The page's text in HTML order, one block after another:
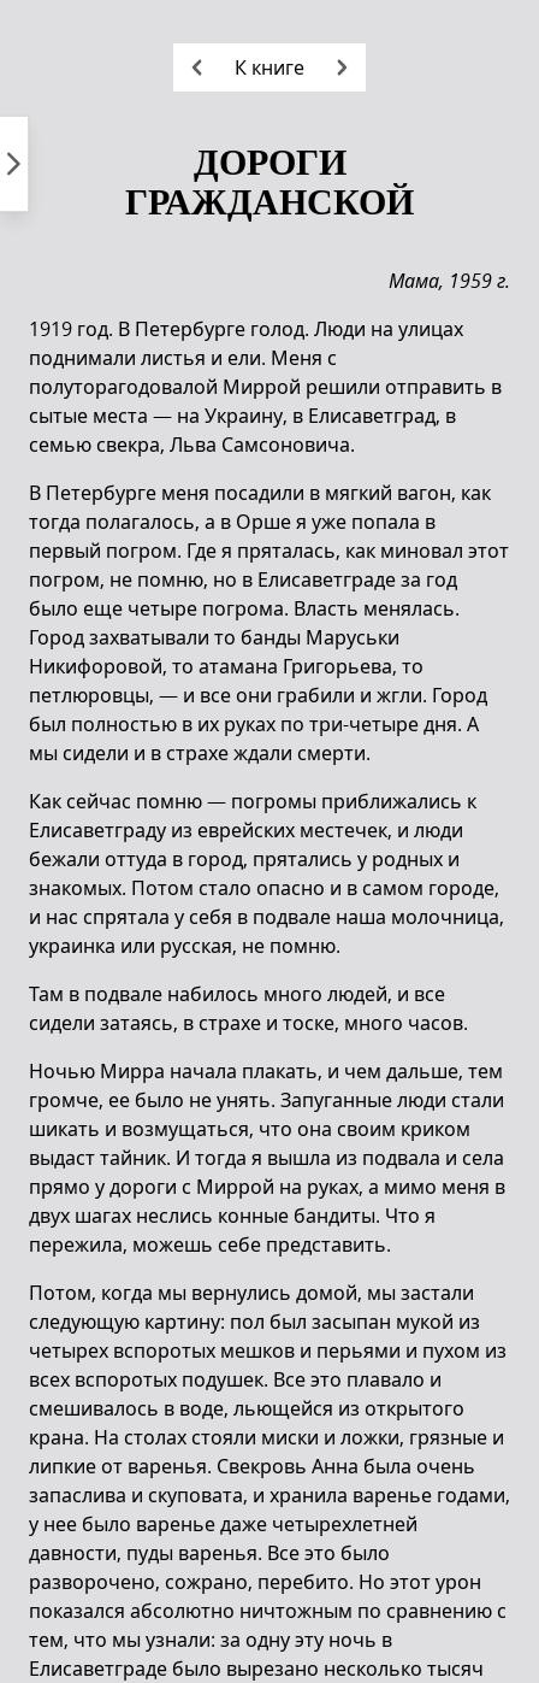
К книге
ДОРОГИ
ГРАЖДАНСКОЙ
Мама, 1959 г.
1919 год. В Петербурге голод. Люди на улицах
поднимали листья и ели. Меня с
полуторагодовалой Миррой решили отправить в
сытые места — на Украину, в Елисаветград, в
семью свекра, Льва Самсоновича.
В Петербурге меня посадили в мягкий вагон, как
тогда полагалось, а в Орше я уже попала в
первый погром. Где я пряталась, как миновал этот
погром, не помню, но в Елисаветграде за год
было еще четыре погрома. Власть менялась.
Город захватывали то банды Маруськи
Никифоровой, то атамана Григорьева, то
петлюровцы, — и все они грабили и жгли. Город
был полностью в их руках по три-четыре дня. А
мы сидели и в страхе ждали смерти.
Как сейчас помню — погромы приближались к
Елисаветграду из еврейских местечек, и люди
бежали оттуда в город, прятались у родных и
знакомых. Потом стало опасно и в самом городе,
и нас спрятала у себя в подвале наша молочница,
украинка или русская, не помню.
Там в подвале набилось много людей, и все
сидели затаясь, в страхе и тоске, много часов.
Ночью Мирра начала плакать, и чем дальше, тем
громче, ее было не унять. Запуганные люди стали
шикать и возмущаться, что она своим криком
выдаст тайник. И тогда я вышла из подвала и села
прямо у дороги с Миррой на руках, а мимо меня в
двух шагах неслись конные бандиты. Что я
пережила, можешь себе представить.
Потом, когда мы вернулись домой, мы застали
следующую картину: пол был засыпан мукой из
четырех вспоротых мешков и перьями и пухом из
всех вспоротых подушек. Все это плавало и
смешивалось в воде, льющейся из открытого
крана. На столах стояли миски и ложки, грязные и
липкие от варенья. Свекровь Анна была очень
запаслива и скуповата, и хранила варенье годами,
у нее было варенье даже четырехлетней
давности, пуды варенья. Все это было
разворочено, сожрано, перебито. Но этот урон
показался абсолютно ничтожным по сравнению с
тем, что мы узнали: за одну эту ночь в
Елисаветграде было вырезано несколько тысяч